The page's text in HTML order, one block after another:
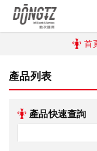
首
產品列表
產品快速查詢